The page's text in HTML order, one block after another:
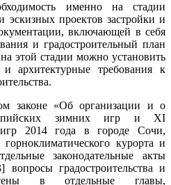
именно на стадии
эскизных проектов застройки и
включающей в себя
и градостроительный план
этой стадии можно установить
и архитектурные требования к
законе «Об организации и о
зимних игр и XI
2014 года в городе Сочи,
курорта и
законодательные акты
градостроительства и
в отдельные главы,